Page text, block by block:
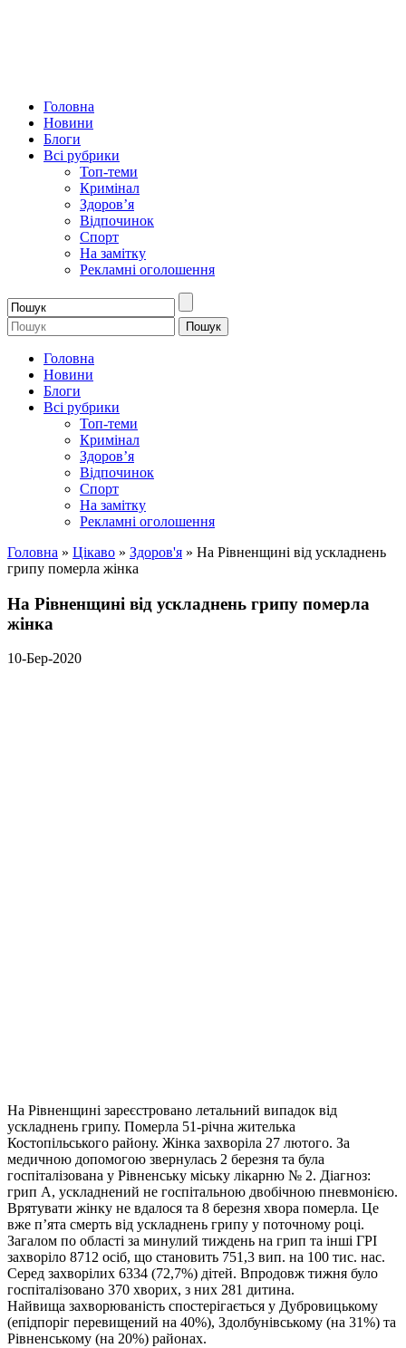
Головна
Новини
Блоги
Всі рубрики
Топ-теми
Кримінал
Здоров’я
Відпочинок
Спорт
На замітку
Рекламні оголошення
Головна
Новини
Блоги
Всі рубрики
Топ-теми
Кримінал
Здоров’я
Відпочинок
Спорт
На замітку
Рекламні оголошення
Головна » Цікаво » Здоров'я » На Рівненщині від ускладнень
грипу померла жінка
На Рівненщині від ускладнень грипу померла
жінка
10-Бер-2020
На Рівненщині зареєстровано летальний випадок від
ускладнень грипу. Померла 51-річна жителька
Костопільського району. Жінка захворіла 27 лютого. За
медичною допомогою звернулась 2 березня та була
госпіталізована у Рівненську міську лікарню № 2. Діагноз:
грип А, ускладнений не госпітальною двобічною пневмонією.
Врятувати жінку не вдалося та 8 березня хвора померла. Це
вже п’ята смерть від ускладнень грипу у поточному році.
Загалом по області за минулий тиждень на грип та інші ГРІ
захворіло 8712 осіб, що становить 751,3 вип. на 100 тис. нас.
Серед захворілих 6334 (72,7%) дітей. Впродовж тижня було
госпіталізовано 370 хворих, з них 281 дитина.
Найвища захворюваність спостерігається у Дубровицькому
(епідпоріг перевищений на 40%), Здолбунівському (на 31%) та
Рівненському (на 20%) районах.